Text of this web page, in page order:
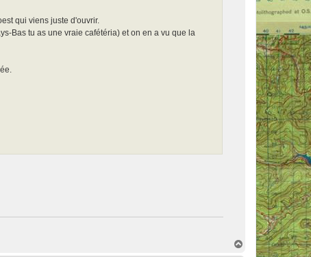
qui viens juste d'ouvrir.
Bas tu as une vraie cafétéria) et on en a vu que la